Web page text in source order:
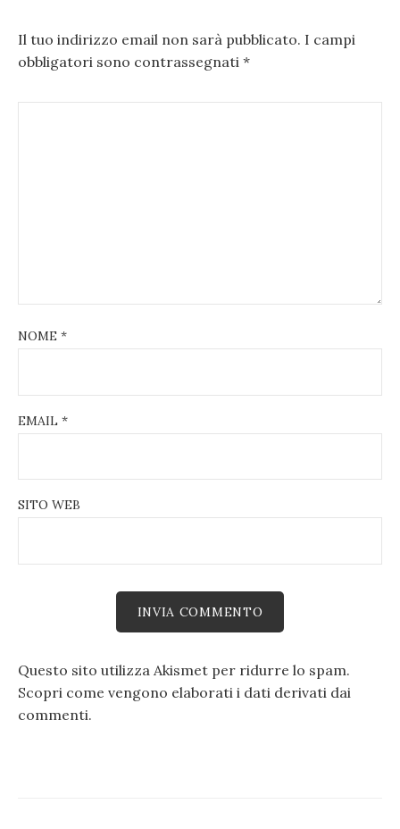
Il tuo indirizzo email non sarà pubblicato. I campi
obbligatori sono contrassegnati *
NOME *
EMAIL *
SITO WEB
Questo sito utilizza Akismet per ridurre lo spam.
Scopri come vengono elaborati i dati derivati dai
commenti.